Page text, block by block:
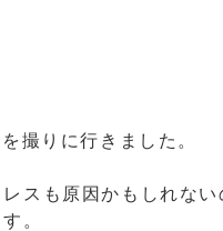
撮りに行きました。
スも原因かもしれない
。